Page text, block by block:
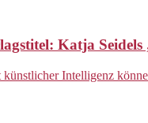
Katja